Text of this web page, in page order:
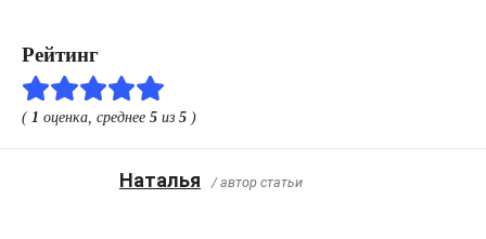
Рейтинг
(1 оценка, среднее 5 из 5 )
Наталья / автор статьи